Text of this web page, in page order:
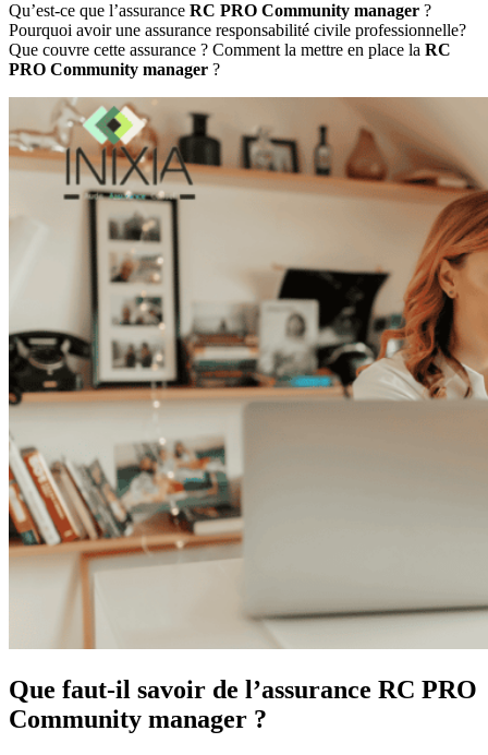
Qu’est-ce que l’assurance RC PRO Community manager ?
Pourquoi avoir une assurance responsabilité civile professionnelle?
Que couvre cette assurance ? Comment la mettre en place la RC
PRO Community manager ?
Que faut-il savoir de l’assurance RC PRO
Community manager ?